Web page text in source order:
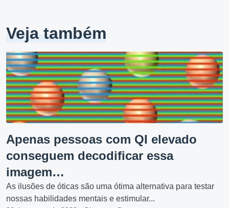
Veja também
Apenas pessoas com QI elevado
conseguem decodificar essa
imagem…
As ilusões de óticas são uma ótima alternativa para testar
nossas habilidades mentais e estimular...